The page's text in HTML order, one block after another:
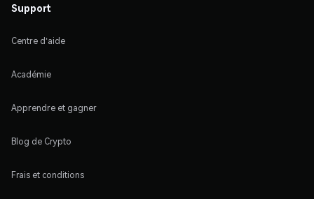
Support
Centre d'aide
Académie
Apprendre et gagner
Blog de Crypto
Frais et conditions